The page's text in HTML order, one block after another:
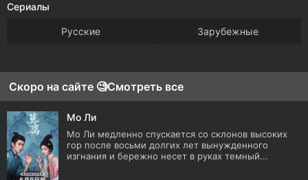
Сериалы
Русские Зарубежные
Скоро на сайте 🧐Смотреть все
Мо Ли
Мо Ли медленно спускается со склонов высоких
гор после восьми долгих лет вынужденного
изгнания и бережно несет в руках темный...